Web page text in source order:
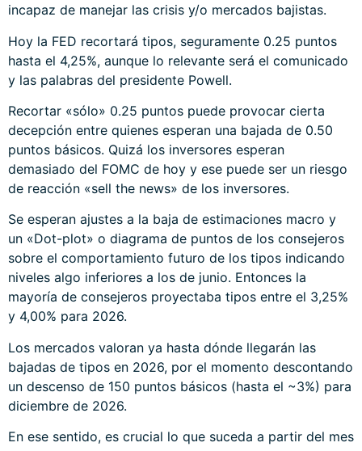
incapaz de manejar las crisis y/o mercados bajistas.
Hoy la FED recortará tipos, seguramente 0.25 puntos
hasta el 4,25%, aunque lo relevante será el comunicado
y las palabras del presidente Powell.
Recortar «sólo» 0.25 puntos puede provocar cierta
decepción entre quienes esperan una bajada de 0.50
puntos básicos. Quizá los inversores esperan
demasiado del FOMC de hoy y ese puede ser un riesgo
de reacción «sell the news» de los inversores.
Se esperan ajustes a la baja de estimaciones macro y
un «Dot-plot» o diagrama de puntos de los consejeros
sobre el comportamiento futuro de los tipos indicando
niveles algo inferiores a los de junio. Entonces la
mayoría de consejeros proyectaba tipos entre el 3,25%
y 4,00% para 2026.
Los mercados valoran ya hasta dónde llegarán las
bajadas de tipos en 2026, por el momento descontando
un descenso de 150 puntos básicos (hasta el ~3%) para
diciembre de 2026.
En ese sentido, es crucial lo que suceda a partir del mes